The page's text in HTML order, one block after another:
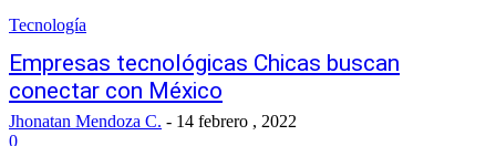
Tecnología
Empresas tecnológicas Chicas buscan
conectar con México
Jhonatan Mendoza C. - 14 febrero , 2022
0